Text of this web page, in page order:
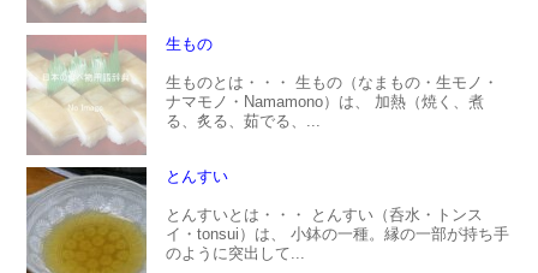
生もの
生ものとは・・・ 生もの（なまもの・生モノ・
ナマモノ・Namamono）は、 加熱（焼く、煮
る、炙る、茹でる、...
とんすい
とんすいとは・・・ とんすい（呑水・トンス
イ・tonsui）は、 小鉢の一種。縁の一部が持ち手
のように突出して...